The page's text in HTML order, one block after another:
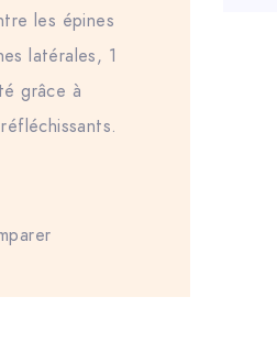
les épines
latérales, 1
grâce à